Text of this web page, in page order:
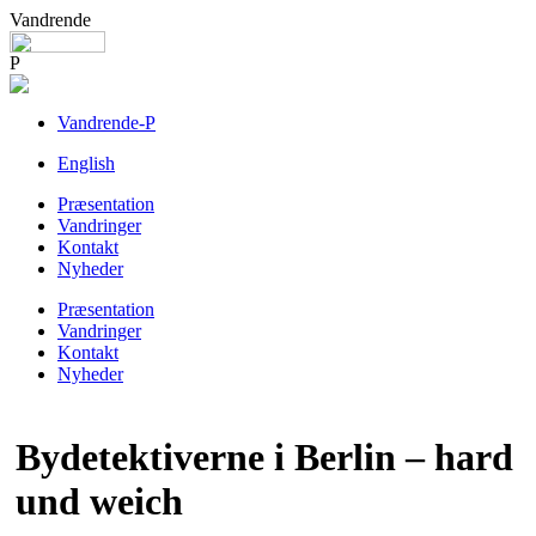
Vandrende
P
Vandrende-P
English
Præsentation
Vandringer
Kontakt
Nyheder
Præsentation
Vandringer
Kontakt
Nyheder
Bydetektiverne i Berlin – hard
und weich